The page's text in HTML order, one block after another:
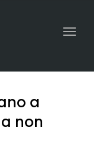
a
non